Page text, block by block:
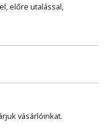
előre utalással,
vásárlóinkat.